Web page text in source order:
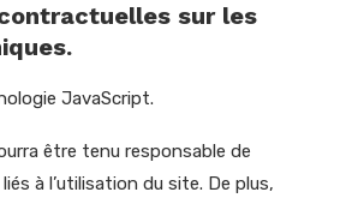
sur les
JavaScript.
être tenu responsable de
à l’utilisation du site. De plus,